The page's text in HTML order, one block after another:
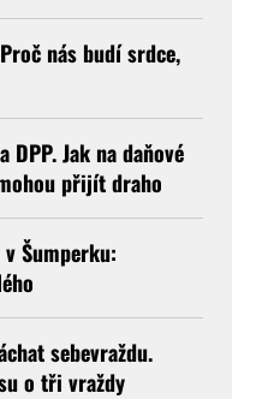
nás budí srdce,
DPP. Jak na daňové
přijít draho
v Šumperku:
sebevraždu.
o tři vraždy